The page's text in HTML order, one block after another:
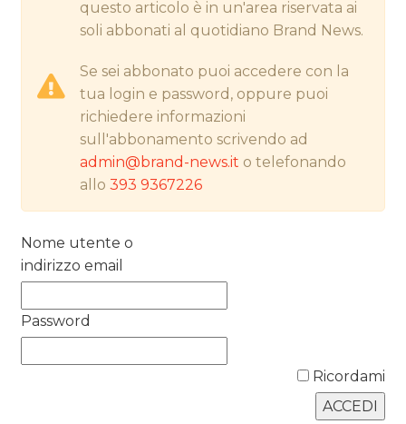
RICERCHE
NORMATIVE
TREND
CASE HISTORY
OPINIONI
questo articolo è in un'area riservata ai
soli abbonati al quotidiano Brand News.
Se sei abbonato puoi accedere con la
tua login e password, oppure puoi
richiedere informazioni
sull'abbonamento scrivendo ad
admin@brand-news.it o telefonando
allo393 9367226
Nome utente o
indirizzo email
Password
Ricordami